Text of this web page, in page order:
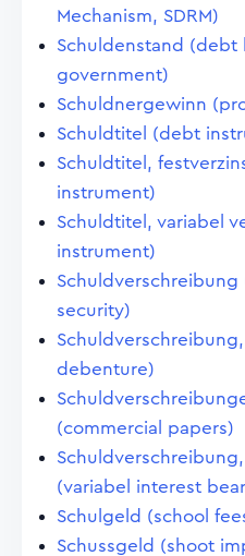
Mechanism, SDRM)
Schuldenstand (debt
government)
Schuldnergewinn
Schuldtitel (debt
Schuldtitel,
instrument)
Schuldtitel, variabel
instrument)
security)
debenture)
(commercial papers)
(variabel interest
Schulgeld (school
Schussgeld (shoot